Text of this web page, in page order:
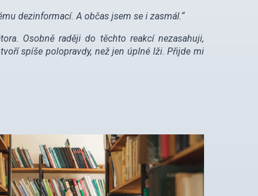
dezinformací. A občas jsem se i zasmál.“
Osobně raději do těchto reakcí nezasahuji,
spíše polopravdy, než jen úplné lži. Přijde mi